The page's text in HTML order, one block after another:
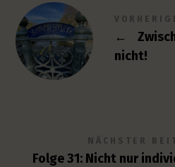
←
nicht!
NÄCHSTER
Folge 31: Nicht nur